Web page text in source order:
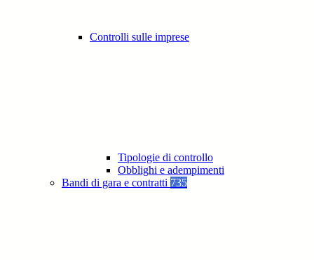
Controlli sulle imprese
Tipologie di controllo
Obblighi e adempimenti
Bandi di gara e contratti 735